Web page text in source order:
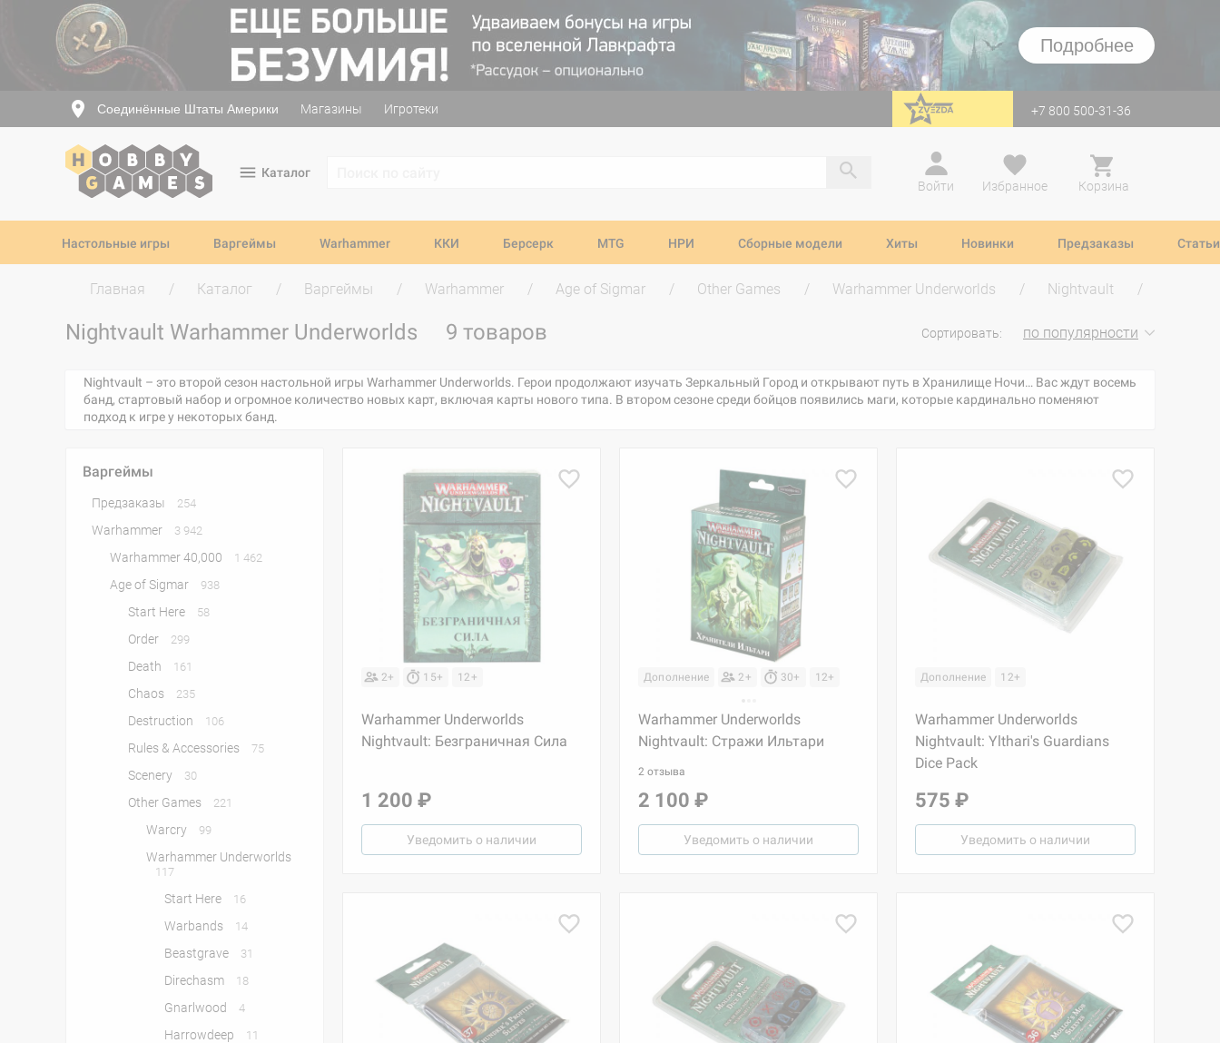
Подробнее
Соединённые Штаты Америки Магазины Игротеки перейти на Zvezda +7 800 500-31-36
Каталог
Войти
Избранное Корзина
Настольные игры Варгеймы Warhammer ККИ Берсерк MTG НРИ Сборные модели Хиты Новинки Предзаказы Статьи
Главная Каталог Варгеймы Warhammer Age of Sigmar Other Games Warhammer Underworlds Nightvault
Nightvault Warhammer Underworlds 9 товаров Сортировать: по популярности
Nightvault – это второй сезон настольной игры Warhammer Underworlds. Герои продолжают изучать Зеркальный Город и открывают путь в Хранилище Ночи… Вас ждут восемь
банд, стартовый набор и огромное количество новых карт, включая карты нового типа. В втором сезоне среди бойцов появились маги, которые кардинально поменяют
подход к игре у некоторых банд.
Варгеймы
Предзаказы 254
Warhammer 3 942
Warhammer 40,000 1 462
Age of Sigmar 938
Start Here 58
Order 299
Death 161
Chaos 235
Destruction 106
Rules & Accessories 75
Scenery 30
Other Games 221
Warcry 99
Warhammer Underworlds
117
Start Here 16
Warbands 14
Beastgrave 31
Direchasm 18
Gnarlwood 4
Harrowdeep 11
2+ 15+ 12+
Warhammer Underworlds
Nightvault: Безграничная Сила
1 200 ₽
Уведомить о наличии
Дополнение 2+ 30+ 12+
Warhammer Underworlds
Nightvault: Стражи Ильтари
2 отзыва
2 100 ₽
Уведомить о наличии
Дополнение 12+
Warhammer Underworlds
Nightvault: Ylthari's Guardians
Dice Pack
575 ₽
Уведомить о наличии